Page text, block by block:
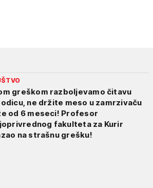
greškom razboljevamo čitavu
ne držite meso u zamrzivaču
od 6 meseci! Profesor
fakulteta za Kurir
na strašnu grešku!